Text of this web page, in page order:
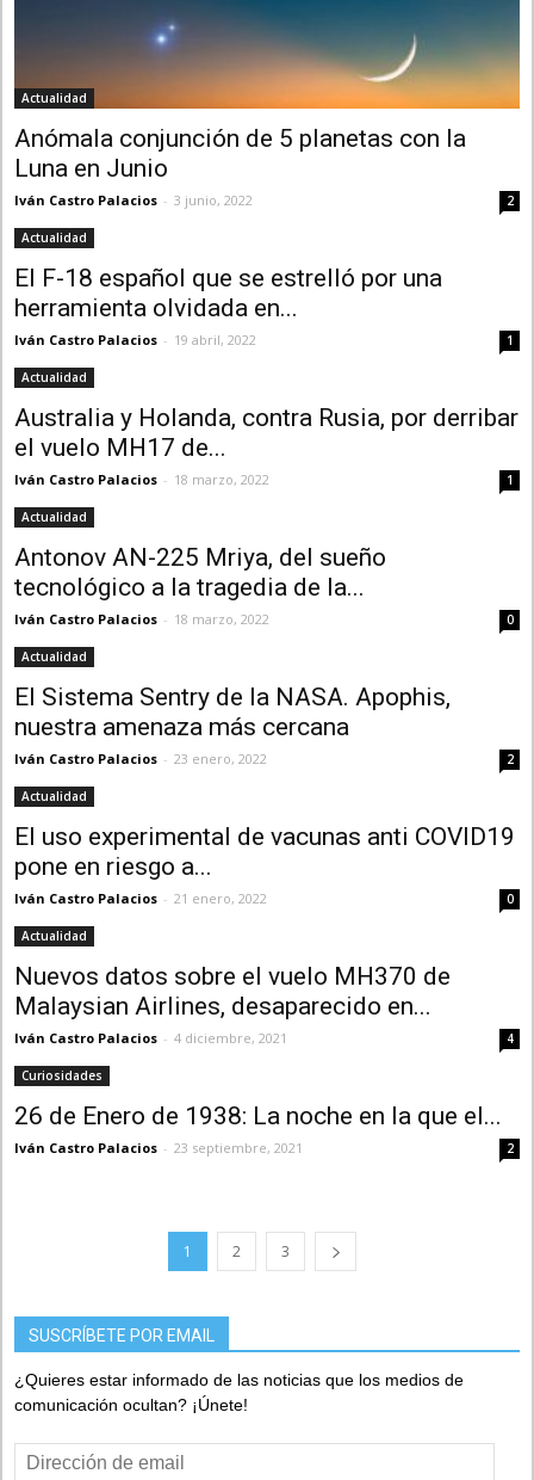
Actualidad
Anómala conjunción de 5 planetas con la
Luna en Junio
Iván Castro Palacios - 3 junio, 2022 2
Actualidad
El F-18 español que se estrelló por una
herramienta olvidada en...
Iván Castro Palacios - 19 abril, 2022 1
Actualidad
Australia y Holanda, contra Rusia, por derribar
el vuelo MH17 de...
Iván Castro Palacios - 18 marzo, 2022 1
Actualidad
Antonov AN-225 Mriya, del sueño
tecnológico a la tragedia de la...
Iván Castro Palacios - 18 marzo, 2022 0
Actualidad
El Sistema Sentry de la NASA. Apophis,
nuestra amenaza más cercana
Iván Castro Palacios - 23 enero, 2022 2
Actualidad
El uso experimental de vacunas anti COVID19
pone en riesgo a...
Iván Castro Palacios - 21 enero, 2022 0
Actualidad
Nuevos datos sobre el vuelo MH370 de
Malaysian Airlines, desaparecido en...
Iván Castro Palacios - 4 diciembre, 2021 4
Curiosidades
26 de Enero de 1938: La noche en la que el...
Iván Castro Palacios - 23 septiembre, 2021 2
1 2 3
SUSCRÍBETE POR EMAIL
¿Quieres estar informado de las noticias que los medios de
comunicación ocultan? ¡Únete!
Dirección